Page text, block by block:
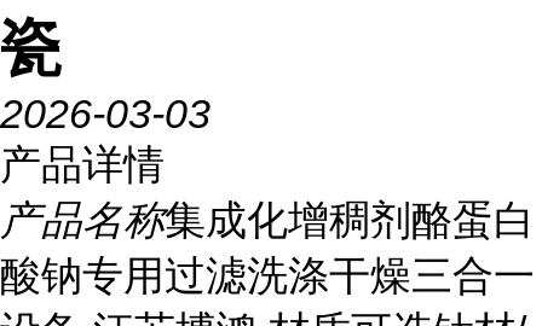
瓷
2026-03-03
产品详情
产品名称集成化增稠剂酪蛋白
酸钠专用过滤洗涤干燥三合一